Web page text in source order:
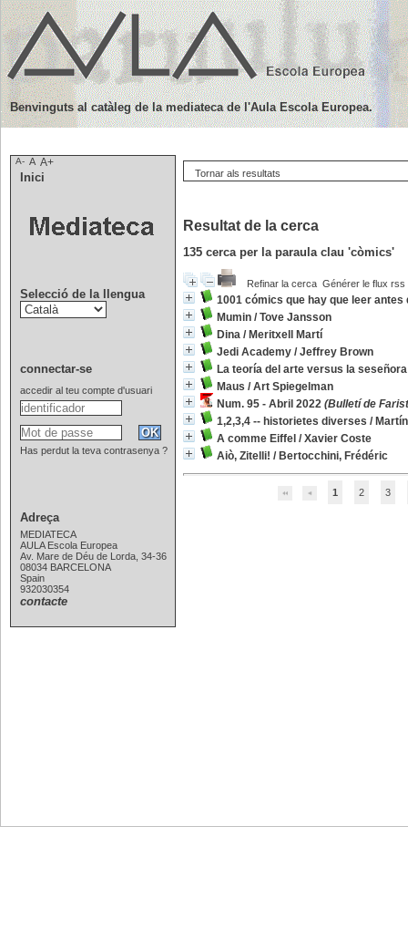
Tornar als resultats
Resultat de la cerca
135 cerca per la paraula clau 'còmics'
Refinar la cerca Générer le flux rss
1001 cómics que hay que leer antes
Mumin /Tove Jansson
Dina / Meritxell Martí
Jedi Academy /Jeffrey Brown
La teoría del arte versus la
Maus /Art Spiegelman
Num. 95 - Abril 2022 (Bulletí de
1,2,3,4 -- historietes diverses /
A comme Eiffel /Xavier Coste
Aiò, Zitelli! / Bertocchini, Frédéric
1 2 3
Benvinguts al catàleg de la mediateca de l'Aula Escola Europea.
A- A A+
Inici
Selecció de la llengua
connectar-se
accedir al teu compte d'usuari
Has perdut la teva contrasenya ?
Adreça
MEDIATECA
AULA Escola Europea
Av. Mare de Déu de Lorda, 34-36
08034 BARCELONA
Spain
932030354
contacte